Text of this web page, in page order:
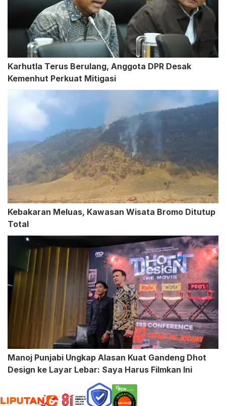
Karhutla Terus Berulang, Anggota DPR Desak
Kemenhut Perkuat Mitigasi
Kebakaran Meluas, Kawasan Wisata Bromo Ditutup
Total
Manoj Punjabi Ungkap Alasan Kuat Gandeng Dhot
Design ke Layar Lebar: Saya Harus Filmkan Ini